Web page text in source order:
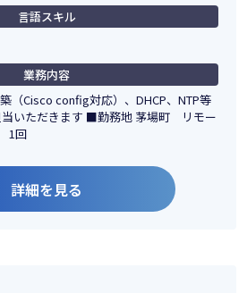
言語スキル
業務内容
（Cisco config対応）、DHCP、NTP等
当いただきます ■勤務地 茅場町 リモー
1回
詳細を見る